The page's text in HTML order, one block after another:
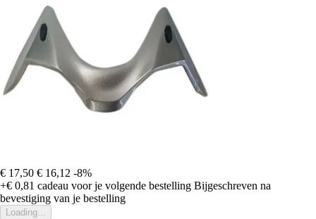
€ 17,50 € 16,12 -8%
+€ 0,81 cadeau voor je volgende bestelling Bijgeschreven na
bevestiging van je bestelling
Loading...